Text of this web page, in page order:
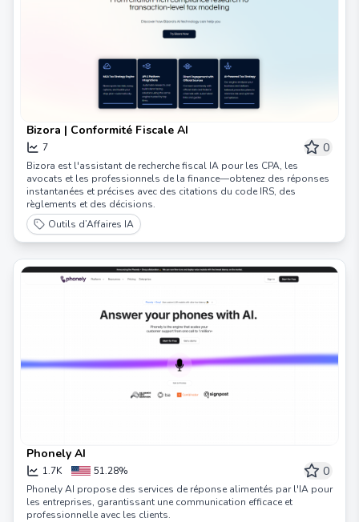
Bizora | Conformité Fiscale AI
7 0
Bizora est l'assistant de recherche fiscal IA pour les CPA, les
avocats et les professionnels de la finance—obtenez des réponses
instantanées et précises avec des citations du code IRS, des
règlements et des décisions.
Outils d’Affaires IA
Phonely AI
1.7K 51.28% 0
Phonely AI propose des services de réponse alimentés par l'IA pour
les entreprises, garantissant une communication efficace et
professionnelle avec les clients.